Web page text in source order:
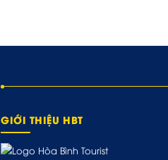
GIỚI THIỆU HBT